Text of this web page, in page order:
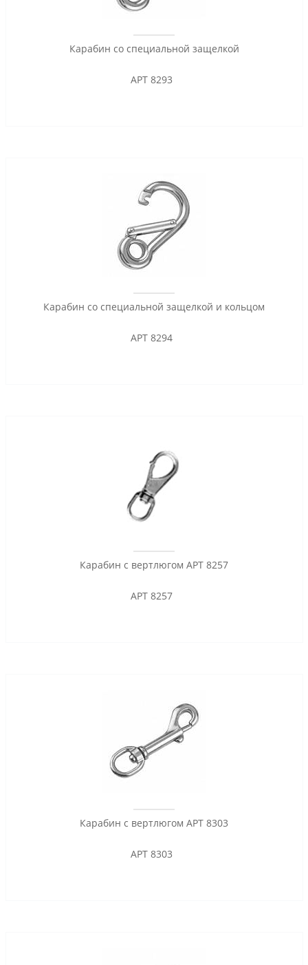
Карабин со специальной защелкой
АРТ 8293
Карабин со специальной защелкой и кольцом
АРТ 8294
Карабин с вертлюгом АРТ 8257
АРТ 8257
Карабин с вертлюгом АРТ 8303
АРТ 8303